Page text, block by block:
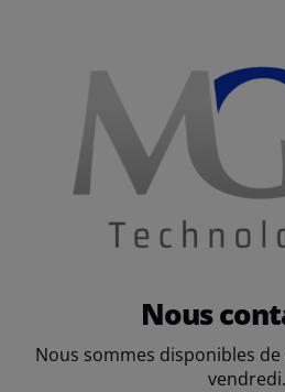
Nous
Nous sommes disponibles
vendredi.